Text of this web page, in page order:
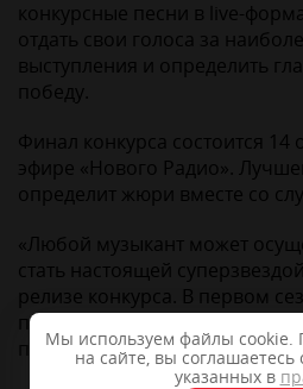
конкурсные песни в live-
отдать свои голоса за
выступления и определить
победу.
Финал конкурса состоится 14
эфире «Нового Радио».
определит жюри вместе со
«Любой музыкант может
стать настоящей
релизе конкурса. В первом
победу одержала Ai Mori –
певица из города Шуи.
Мы используем файлы cookie.
на сайте, вы соглашаетесь
указанных в